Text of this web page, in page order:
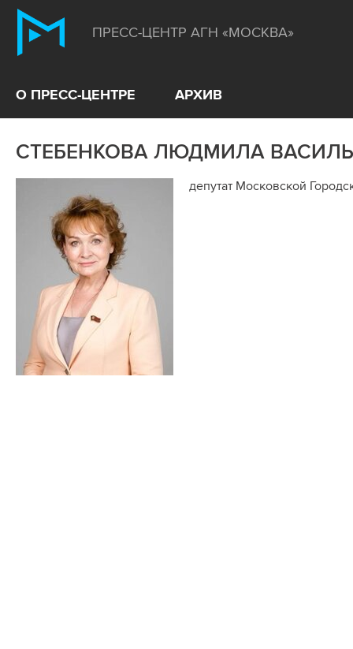
ПРЕСС-ЦЕНТР АГН «МОСКВА»
О ПРЕСС-ЦЕНТРЕ АРХИВ
СТЕБЕНКОВА ЛЮДМИЛА
депутат Московской